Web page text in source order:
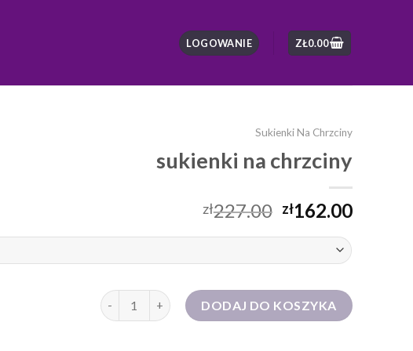
LOGOWANIE ZŁ0.00
Sukienki Na Chrzciny
sukienki na chrzciny
zł227.00 zł162.00
ilość sukienki na chrzcinyDODAJ DO KOSZYKA